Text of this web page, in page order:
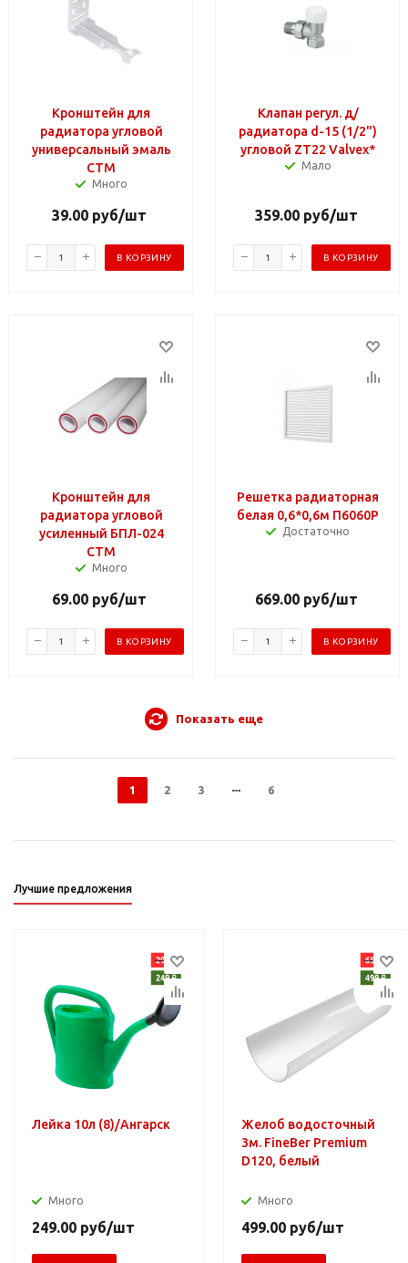
Кронштейн для
радиатора угловой
универсальный эмаль
СТМ
Много
39.00 руб/шт
В КОРЗИНУ
Клапан регул. д/
радиатора d-15 (1/2")
угловой ZT22 Valvex*
Мало
359.00руб/шт
В КОРЗИНУ
Кронштейн для
радиатора угловой
усиленный БПЛ-024
СТМ
Много
69.00 руб/шт
В КОРЗИНУ
Решетка радиаторная
белая 0,6*0,6м П6060Р
Достаточно
669.00руб/шт
В КОРЗИНУ
Показать еще
1 2 3 6
Лучшие предложения
Лейка 10л (8)/Ангарск
Много
249.00 руб/шт
Желоб водосточный
3м. FineBer Premium
D120, белый
Много
499.00 руб/шт